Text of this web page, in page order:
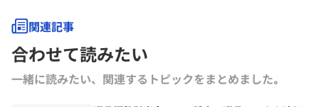
関連記事
合わせて読みたい
一緒に読みたい、関連するトピックをまとめました｡